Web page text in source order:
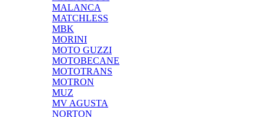
MALANCA
MATCHLESS
MBK
MORINI
MOTO GUZZI
MOTOBECANE
MOTOTRANS
MOTRON
MUZ
MV AGUSTA
NORTON